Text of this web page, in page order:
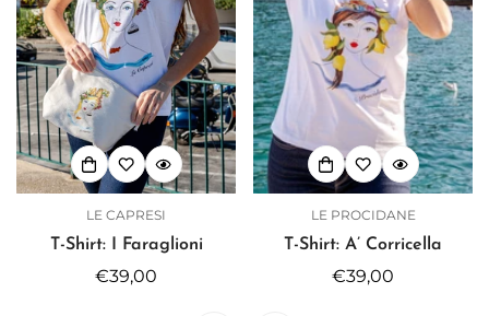
LE CAPRESI
T-Shirt: I Faraglioni
Prezzo
€39,00
LE PROCIDANE
T-Shirt: A’ Corricella
Prezzo
€39,00